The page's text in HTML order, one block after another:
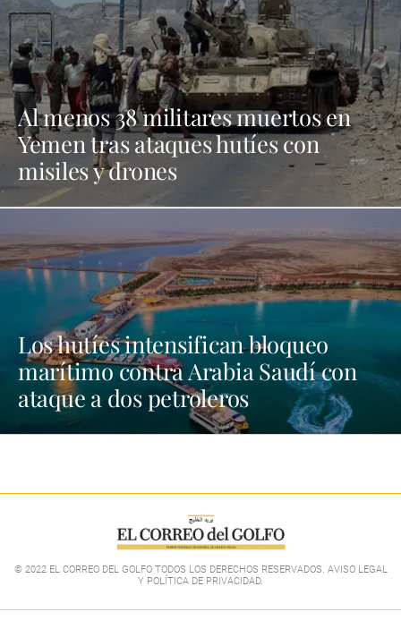
Al menos 38 militares muertos en
Yemen tras ataques hutíes con
misiles y drones
Los hutíes intensifican bloqueo
marítimo contra Arabia Saudí con
ataque a dos petroleros
© 2022 EL CORREO DEL GOLFO TODOS LOS DERECHOS RESERVADOS. AVISO LEGAL
Y POLÍTICA DE PRIVACIDAD.